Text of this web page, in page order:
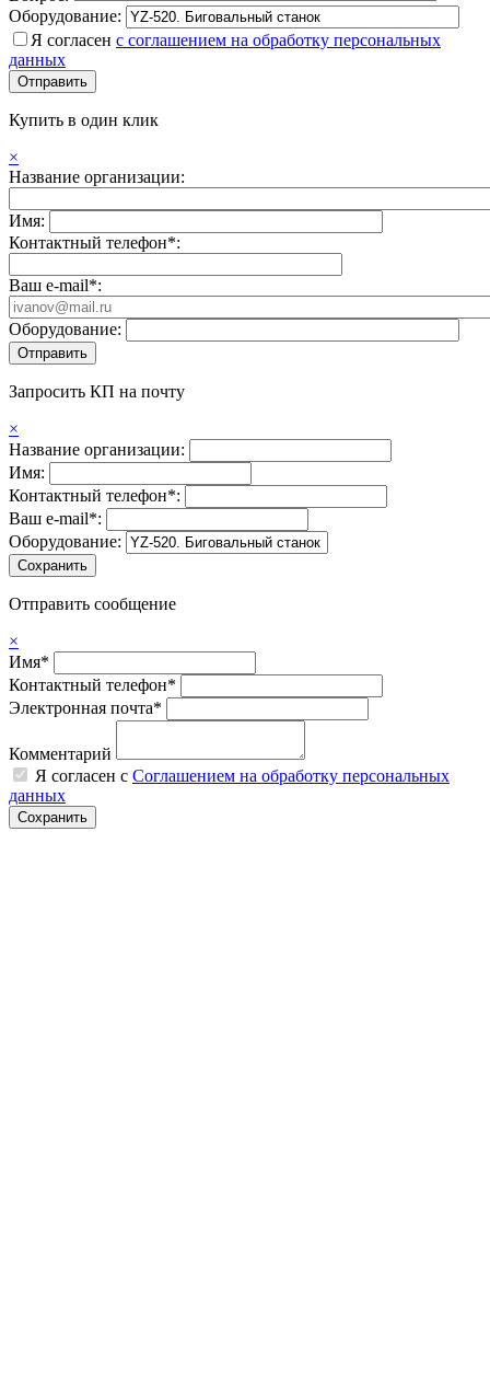
Оборудование:
Я согласен с соглашением на обработку персональных
данных
Купить в один клик
×
Название организации:
Имя:
Контактный телефон*:
Ваш e-mail*:
Оборудование:
Запросить КП на почту
×
Название организации:
Имя:
Контактный телефон*:
Ваш e-mail*:
Оборудование:
Отправить сообщение
×
Имя*
Контактный телефон*
Электронная почта*
Комментарий
Я согласен с Соглашением на обработку персональных
данных